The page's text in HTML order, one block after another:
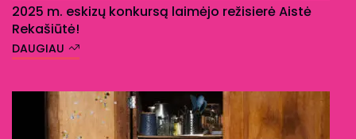
2025 m. eskizų konkursą laimėjo režisierė Aistė
Rekašiūtė!
DAUGIAU